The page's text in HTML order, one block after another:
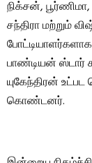
நிக்சன்,
சந்திரா மற்றும்
பாண்டியன் ஸ்டார்
யுகேந்திரன்
கொண்டனர்.